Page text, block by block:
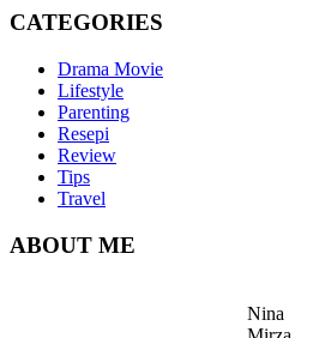
CATEGORIES
Drama Movie
Lifestyle
Parenting
Resepi
Review
Tips
Travel
ABOUT ME
Nina